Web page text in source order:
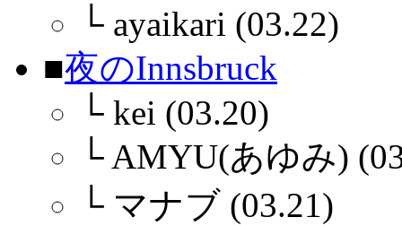
└ ayaikari (03.22)
■夜のInnsbruck
└ kei (03.20)
└ AMYU(あゆみ)
└ マナブ (03.21)